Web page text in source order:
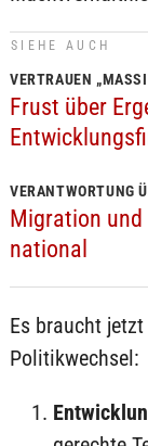
SIEHE AUCH
VERTRAUEN
Frust über
VERANTWORTUNG
Migration und
national
Es braucht
Politikwechsel: